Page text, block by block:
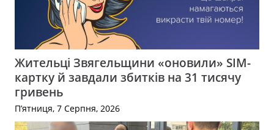
Жительці Звягельщини «оновили» SIM-
картку й завдали збитків на 31 тисячу
гривень
П’ятниця, 7 Серпня, 2026